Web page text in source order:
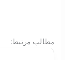
:مطالب مرتبط